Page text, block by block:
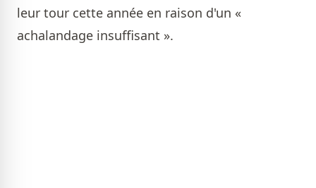
leur tour cette année en raison d'un «
achalandage insuffisant ».